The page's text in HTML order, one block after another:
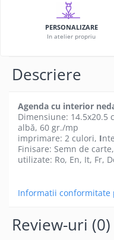
PERSONALIZARE
In atelier propriu
Descriere
Agenda cu interior
Dimensiune: 14.5x20.5
albă, 60 gr./mp
imprimare: 2 culori, I
Finisare: Semn de
utilizate: Ro, En, It, Fr,
Informatii conformitate
Review-uri (0)